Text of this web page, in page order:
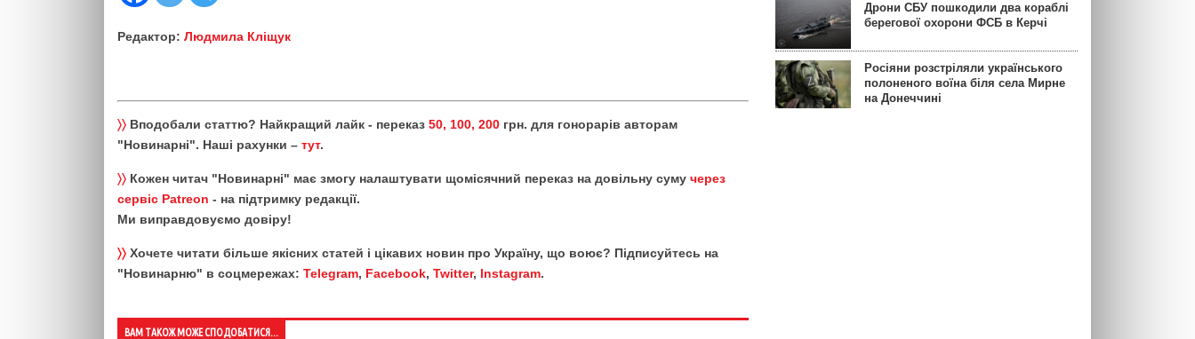
Редактор: Людмила Кліщук
〉〉 Вподобали статтю? Найкращий лайк - переказ 50, 100, 200 грн. для гонорарів авторам
"Новинарні". Наші рахунки – тут.
〉〉 Кожен читач "Новинарні" має змогу налаштувати щомісячний переказ на довільну суму через
сервіс Patreon - на підтримку редакції.
Ми виправдовуємо довіру!
〉〉 Хочете читати більше якісних статей і цікавих новин про Україну, що воює? Підписуйтесь на
"Новинарню" в соцмережах: Telegram, Facebook, Twitter, Instagram.
ВАМ ТАКОЖ МОЖЕ СПОДОБАТИСЯ...
Дрони СБУ пошкодили два кораблі
берегової охорони ФСБ в Керчі
Росіяни розстріляли українського
полоненого воїна біля села Мирне
на Донеччині